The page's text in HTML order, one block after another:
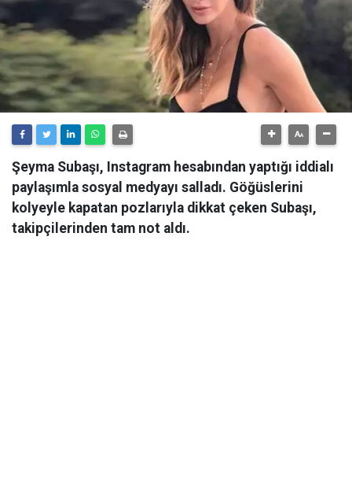
Şeyma Subaşı, Instagram hesabından yaptığı iddialı
paylaşımla sosyal medyayı salladı. Göğüslerini
kolyeyle kapatan pozlarıyla dikkat çeken Subaşı,
takipçilerinden tam not aldı.